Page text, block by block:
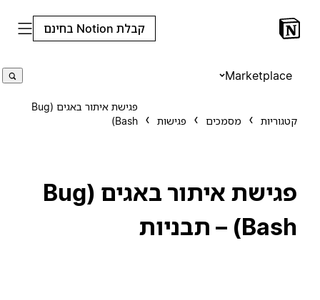
קבלת Notion בחינם
Marketplace
קטגוריות מסמכים פגישות
פגישת איתור באגים (Bug
Bash)
פגישת איתור באגים (Bug
Bash) – תבניות